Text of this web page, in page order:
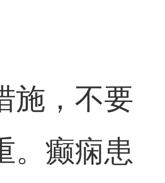
施，不要
。癫痫患